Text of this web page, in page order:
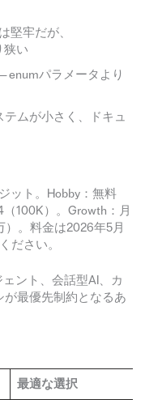
堅牢だが、
狭い
enumパラメータより
ムが小さく、ドキュ
ット。Hobby：無料
100K）。Growth：月
）。料金は2026年5月
ださい。
ント、会話型AI、カ
最優先制約となるあ
最適な選択